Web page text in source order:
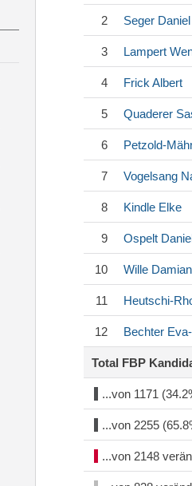
2 Seger Daniel
3 Lampert
4 Frick Albert
5 Quaderer
6 Petzold-
7 Vogelsang
8 Kindle Elke
9 Ospelt
10 Wille Damian
11 Heutschi-
12 Bechter
Total FBP
...von 1171
...von 2255
...von 2148